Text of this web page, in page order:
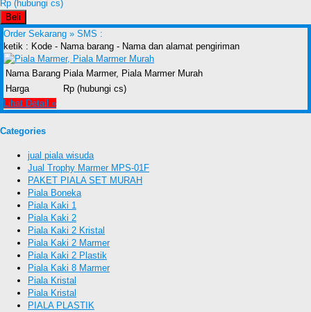
Rp (hubungi cs)
Beli
Order Sekarang » SMS :
ketik : Kode - Nama barang - Nama dan alamat pengiriman
Nama Barang Piala Marmer, Piala Marmer Murah
Harga
Rp (hubungi cs)
Lihat Detail »
Categories
jual piala wisuda
Jual Trophy Marmer MPS-01F
PAKET PIALA SET MURAH
Piala Boneka
Piala Kaki 1
Piala Kaki 2
Piala Kaki 2 Kristal
Piala Kaki 2 Marmer
Piala Kaki 2 Plastik
Piala Kaki 8 Marmer
Piala Kristal
Piala Kristal
PIALA PLASTIK